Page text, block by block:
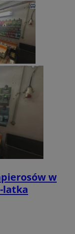
w
latka